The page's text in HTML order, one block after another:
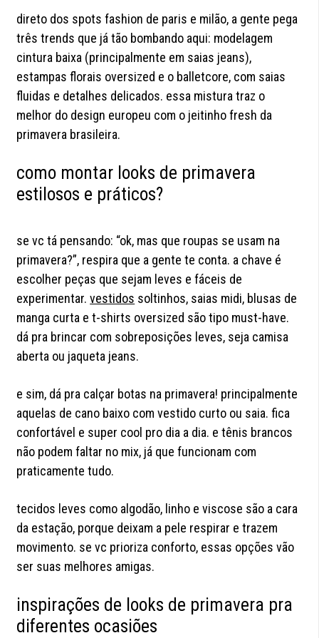
direto dos spots fashion de paris e milão, a gente pega
três trends que já tão bombando aqui: modelagem
cintura baixa (principalmente em saias jeans),
estampas florais oversized e o balletcore, com saias
fluidas e detalhes delicados. essa mistura traz o
melhor do design europeu com o jeitinho fresh da
primavera brasileira.
como montar looks de primavera
estilosos e práticos?
se vc tá pensando: “ok, mas que roupas se usam na
primavera?”, respira que a gente te conta. a chave é
escolher peças que sejam leves e fáceis de
experimentar.vestidos soltinhos, saias midi, blusas de
manga curta e t-shirts oversized são tipo must-have.
dá pra brincar com sobreposições leves, seja camisa
aberta ou jaqueta jeans.
e sim, dá pra calçar botas na primavera! principalmente
aquelas de cano baixo com vestido curto ou saia. fica
confortável e super cool pro dia a dia. e tênis brancos
não podem faltar no mix, já que funcionam com
praticamente tudo.
tecidos leves como algodão, linho e viscose são a cara
da estação, porque deixam a pele respirar e trazem
movimento. se vc prioriza conforto, essas opções vão
ser suas melhores amigas.
inspirações de looks de primavera pra
diferentes ocasiões